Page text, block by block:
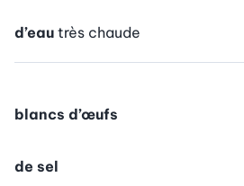
d’eau très chaude
blancs d’œufs
de sel